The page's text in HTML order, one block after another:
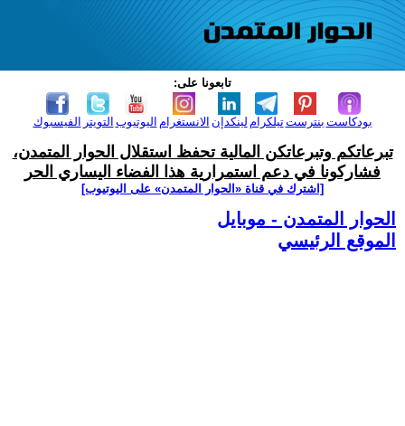
تابعونا على:
الفيسبوك التويتر اليوتيوب الانستغرام لينكدإن تيلكرامبنترست بودكاست
تبرعاتكم وتبرعاتكن المالية تحفظ استقلال الحوار المتمدن،
فشاركونا في دعم استمرارية هذا الفضاء اليساري الحر
[اشترك في قناة ‫«الحوار المتمدن» على اليوتيوب]
الحوار المتمدن - موبايل
الموقع الرئيسي